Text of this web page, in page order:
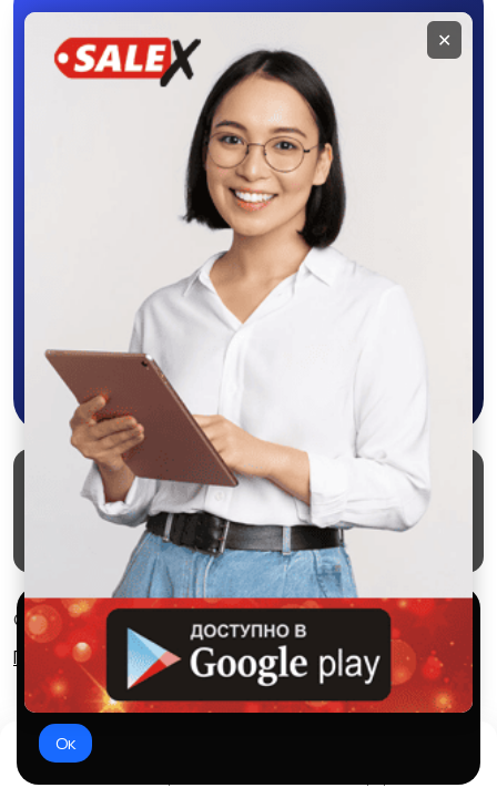
Мобильное
приложение
Скачайте приложение в Google Play –
крутите колесо фортуны, выигрывайте
бонусы, удобно ищите и размещайте
объявления - все это в нашем мобильном
приложении SALEX!
Скачать в Google Play
Маркеты Блог
О проекте
Служба поддержки
Удаление аккаунта
Партнерка
© 2026 SALEX МАРКЕТ
Правила сервиса
Конфиденциальность
Используем куки и рекомендательные
технологии
Это чтобы сайт работал лучше. Оставаясь с нами, вы
соглашаетесь на использование файлов куки.
Ок
✕